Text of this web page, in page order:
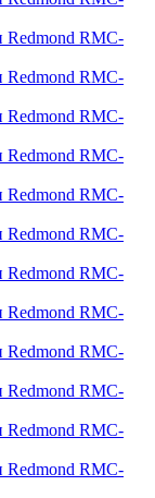
Redmond RMC-
Redmond RMC-
Redmond RMC-
Redmond RMC-
Redmond RMC-
Redmond RMC-
Redmond RMC-
Redmond RMC-
Redmond RMC-
Redmond RMC-
Redmond RMC-
Redmond RMC-